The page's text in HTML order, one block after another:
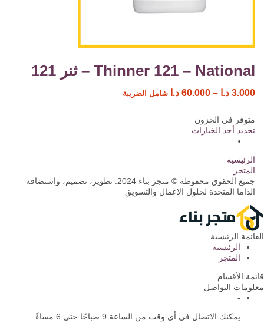
Thinner 121 – National – ثنر 121
3.000 د.ا –
60.000 د.ا شامل الضريبة
متوفر في الخزون
تحديد أحد الخيارات
الرئيسية
المتجر
جميع الحقوق محفوظة © متجر بناء 2024. تطوير، تصميم، واستضافة
الداما المتحدة لحلول الاعمال والتسويق
القائمة الرئيسية
الرئيسية
المتجر
قائمة الأقسام
معلومات التواصل
-
يمكنك الاتصال في أي وقت من الساعة 9 صباحًا حتى 6 مساءً.